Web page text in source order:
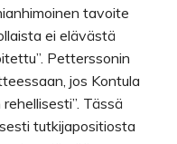
tavoite
ei elävästä
Petterssonin
jos Kontula
Tässä
tutkijapositiosta